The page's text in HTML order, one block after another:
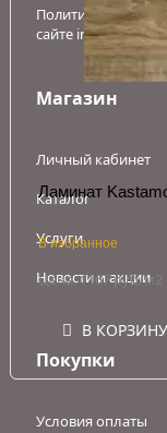
Ламинат
В избранное
Цена: 1167 руб/м2
В КОРЗИНУ
Политика в
сайте intpol.ru
Магазин
Личный кабинет
Каталог
Услуги
Новости и акции
Покупки
Условия оплаты